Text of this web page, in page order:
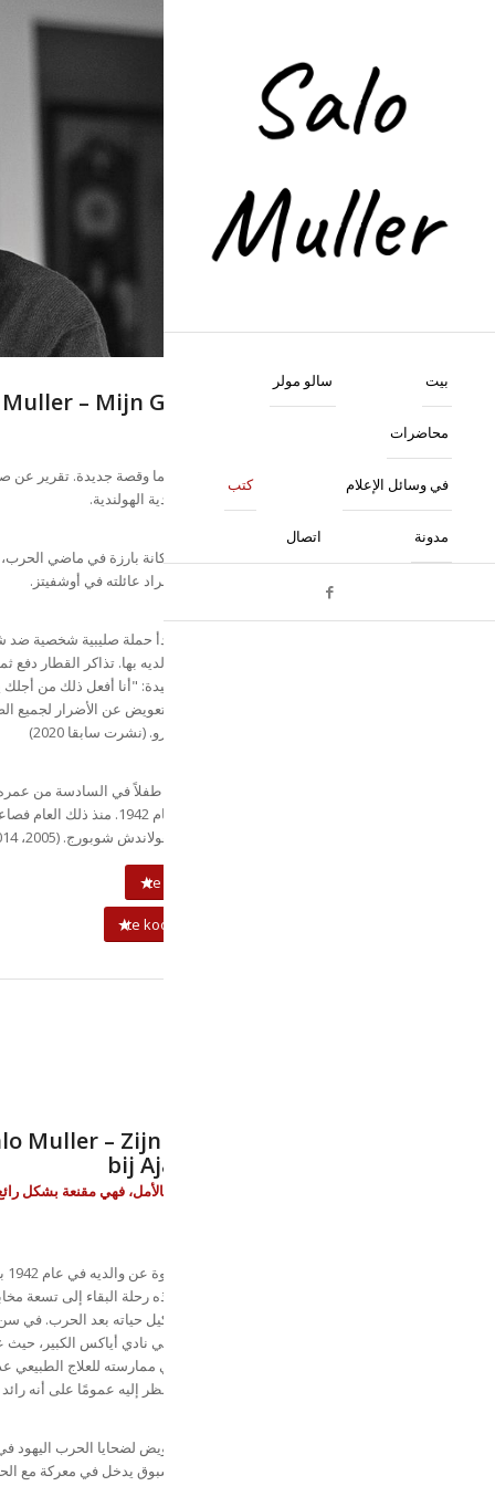
بيت سالو مولر
محاضرات
في وسائل الإعلام كتب
مدونة اتصال
كتب
Muller – Mijn Geschiedenis
غلاف ناعم، 344 صفحة، ثلاثية مع كتابين سبق نشرهما وقصة جديدة. تقرير عن
يهودي مختبئ. كشخص بالغ يتعامل مع السكك الحديدية الهولندية.
تأملات في تاريخ حياتي
في سن أكبر، ينظر سالو مولر إلى الماضي ويحتل مكانة بارزة في ماضي الحرب،
أحد الناجين من الهولوكوست. مات والديه ومعظم أفراد عائلته في أوشفيتز.
المعركة مع السكك الحديدية الهولندية
النضال الوحيد لأحد الناجين من الهولوكوست الذي بدأ حملة صليبية شخصية ضد
السكك الحديدية الهولندية القوية والتي تم ترحيل والديه بها. تذاكر القطار دفع
المواطنون اليهود الذين أُخذ منهم كل شيء. مع العقيدة: "أنا أفعل ذلك من أجلك
وأبي!" أصبحت الحملة الصليبية الشخصية مطالبة بالتعويض عن الأضرار لجميع
الهولنديين وبلغت قيمتها الإجمالية خمسين مليون يورو. (نشرت سابقا 2020)
آخر الكلمات التي سمعها سالو من والدته عندما كان طفلاً في السادسة من
أوصلته إلى روضة الأطفال؛ في عام الحرب القاتلة عام 1942.
سالو في تسعة عناوين بعد أن تم إنقاذه من مشتل هولاندش شوبورج. (2005، 2014)
te koop via bol.com
te koop via Nobel Boeken
Muller – Zijn onderduikperiode, de jaren
bij Ajax en zijn strijd tegen de NS
"إن قصة حياة سالو مولر، مفجعة بقدر ما هي مليئة بالأمل، فهي مقنعة بشكل
تم فصل
إنه لأمر مثير للإعجاب كيف تمكن سالو مولر من تشكيل حياته بعد الحرب. في سن
والعشرين، بدأ حياته المهنية كأخصائي علاج طبيعي في نادي أياكس الكبير،
عظماء مثل رينوس ميشيلز ويوهان كرويف. يعالج في ممارسته للعلاج الطبيعي
من كبار الرياضيين والمشاهير الوطنيين (الدوليين). يُنظر إليه عمومًا على أنه
في عام 2018، تمكنت سالو مولر من فرض خطة تعويض لضحايا الحرب اليهود
السكك الحديدية الهولندية. وبعد هذا النجاح غير المسبوق يدخل في معركة مع